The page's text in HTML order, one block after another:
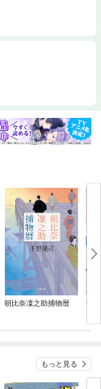
朝比奈凜之助捕物暦
戦
こ
もっと見る